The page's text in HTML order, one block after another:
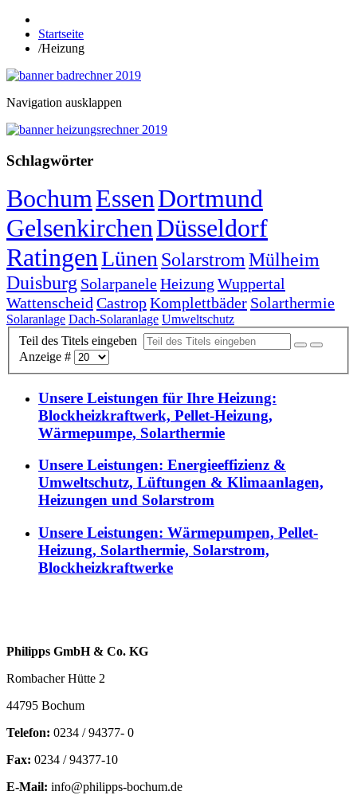
Startseite
/Heizung
Navigation ausklappen
Schlagwörter
BochumEssenDortmund
GelsenkirchenDüsseldorf
RatingenLünenSolarstromMülheim
Duisburg SolarpaneleHeizung Wuppertal
WattenscheidCastropKomplettbäder Solarthermie
Solaranlage Dach-Solaranlage Umweltschutz
Teil des Titels eingeben
Anzeige #
Unsere Leistungen für Ihre Heizung:
Blockheizkraftwerk, Pellet-Heizung,
Wärmepumpe, Solarthermie
Unsere Leistungen: Energieeffizienz &
Umweltschutz, Lüftungen & Klimaanlagen,
Heizungen und Solarstrom
Unsere Leistungen: Wärmepumpen, Pellet-
Heizung, Solarthermie, Solarstrom,
Blockheizkraftwerke
Philipps GmbH & Co. KG
Rombacher Hütte 2
44795 Bochum
Telefon: 0234 / 94377- 0
Fax: 0234 / 94377-10
E-Mail: info@philipps-bochum.de